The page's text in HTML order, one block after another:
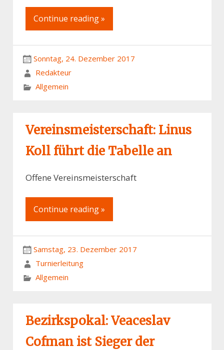
Continue reading »
Sonntag, 24. Dezember 2017
Redakteur
Allgemein
Vereinsmeisterschaft: Linus
Koll führt die Tabelle an
Offene Vereinsmeisterschaft
Continue reading »
Samstag, 23. Dezember 2017
Turnierleitung
Allgemein
Bezirkspokal: Veaceslav
Cofman ist Sieger der